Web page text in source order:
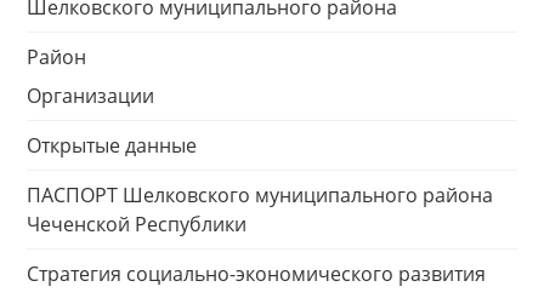
Шелковского муниципального района
Район
Организации
Открытые данные
ПАСПОРТ Шелковского муниципального района
Чеченской Республики
Стратегия социально-экономического развития